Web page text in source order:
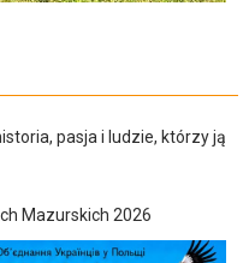
pasja i ludzie, którzy ją
Mazurskich 2026